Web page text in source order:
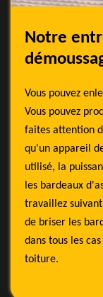
Notre
Vous pouvez
Vous pouvez
faites attention
qu'un appareil
utilisé, la
les bardeaux
travaillez
de briser les
dans tous les
toiture.